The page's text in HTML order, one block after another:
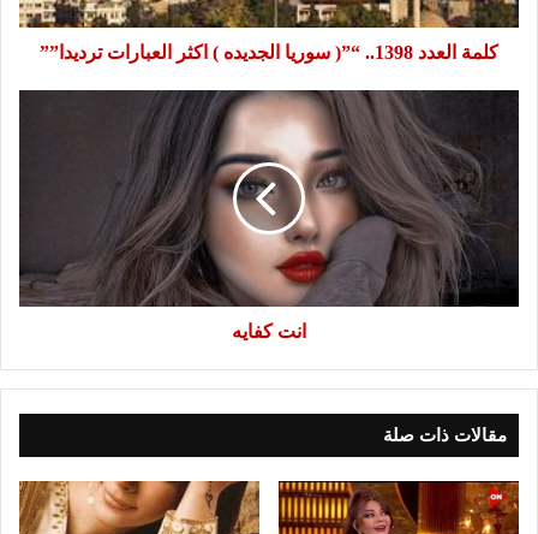
العبارات
ترديدا””
كلمة العدد 1398.. “”( سوريا الجديده ) اكثر العبارات ترديدا””
انت كفايه
مقالات ذات صلة